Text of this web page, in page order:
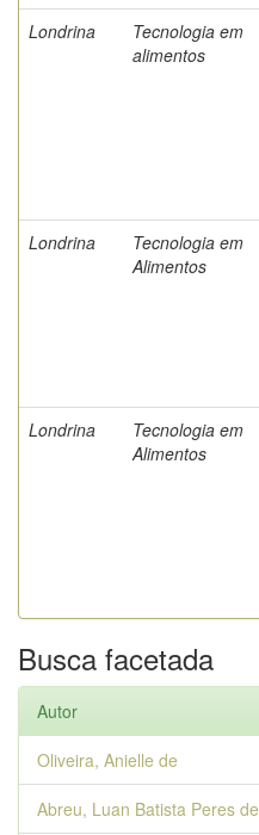
Londrina
Tecnologia em
alimentos
Londrina
Tecnologia em
Alimentos
Londrina
Tecnologia em
Alimentos
Busca facetada
Autor
Oliveira, Anielle de
Abreu, Luan Batista Peres de